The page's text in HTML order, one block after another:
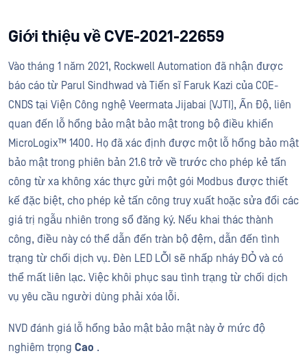
Giới thiệu về CVE-2021-22659
Vào tháng 1 năm 2021, Rockwell Automation đã nhận được
báo cáo từ Parul Sindhwad và Tiến sĩ Faruk Kazi của COE-
CNDS tại Viện Công nghệ Veermata Jijabai (VJTI), Ấn Độ, liên
quan đến lỗ hổng bảo mật bảo mật trong bộ điều khiển
MicroLogix™ 1400. Họ đã xác định được một lỗ hổng bảo mật
bảo mật trong phiên bản 21.6 trở về trước cho phép kẻ tấn
công từ xa không xác thực gửi một gói Modbus được thiết
kế đặc biệt, cho phép kẻ tấn công truy xuất hoặc sửa đổi các
giá trị ngẫu nhiên trong sổ đăng ký. Nếu khai thác thành
công, điều này có thể dẫn đến tràn bộ đệm, dẫn đến tình
trạng từ chối dịch vụ. Đèn LED LỖI sẽ nhấp nháy ĐỎ và có
thể mất liên lạc. Việc khôi phục sau tình trạng từ chối dịch
vụ yêu cầu người dùng phải xóa lỗi.​
NVD đánh giá lỗ hổng bảo mật bảo mật này ở mức độ
nghiêm trọng Cao .